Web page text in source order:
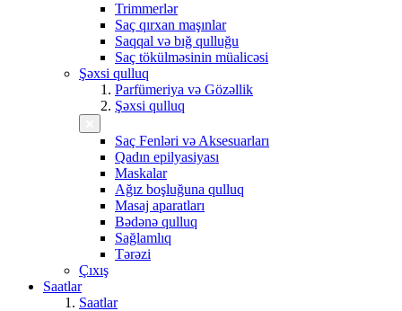
Trimmerlər
Saç qırxan maşınlar
Saqqal və bığ qulluğu
Saç tökülməsinin müalicəsi
Şəxsi qulluq
Parfümeriya və Gözəllik
Şəxsi qulluq
Saç Fenləri və Aksesuarları
Qadın epilyasiyası
Maskalar
Ağız boşluğuna qulluq
Masaj aparatları
Bədənə qulluq
Sağlamlıq
Tərəzi
Çıxış
Saatlar
Saatlar